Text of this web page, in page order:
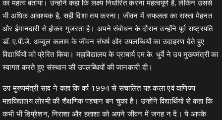
का महत्व बताया। उन्होंने कहा कि लक्ष्य निर्धारित करना महत्वपूर्ण है, लेकिन उससे
भी अधिक आवश्यक है, सही दिशा तय करना। जीवन में सफलता का रास्ता मेहनत
और ईमानदारी से होकर गुजरता है। अपने संबोधन के दौरान उन्होंने पूर्व राष्ट्रपति
डॉ. ए.पी.जे. अब्दुल कलाम के जीवन संघर्ष और उपलब्धियों का उदाहरण देते हुए
विद्यार्थियों को प्रेरित किया। महाविद्यालय के प्राचार्य एम.के. धुर्वे ने उप मुख्यमंत्री का
स्वागत करते हुए संस्थान की उपलब्धियों की जानकारी दी।
उप मुख्यमंत्री साव ने कहा कि वर्ष 1994 से संचालित यह कला एवं वाणिज्य
महाविद्यालय लोरमी की शैक्षणिक पहचान बन चुका है। उन्होंने विद्यार्थियों से कहा कि
कभी भी डिप्रेशन, निराशा और हताशा को अपने जीवन में जगह न दें। ये आपके